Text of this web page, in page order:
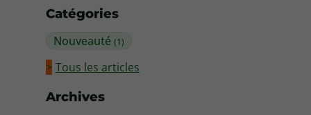
Catégories
Nouveauté (1)
Tous les articles
Archives